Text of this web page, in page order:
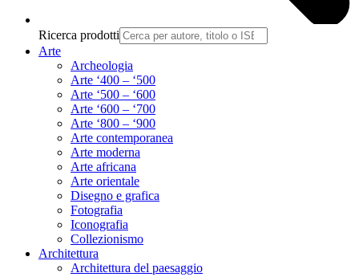
Ricerca prodotti
Arte
Archeologia
Arte ‘400 – ‘500
Arte ‘500 – ‘600
Arte ‘600 – ‘700
Arte ‘800 – ‘900
Arte contemporanea
Arte moderna
Arte africana
Arte orientale
Disegno e grafica
Fotografia
Iconografia
Collezionismo
Architettura
Architettura del paesaggio